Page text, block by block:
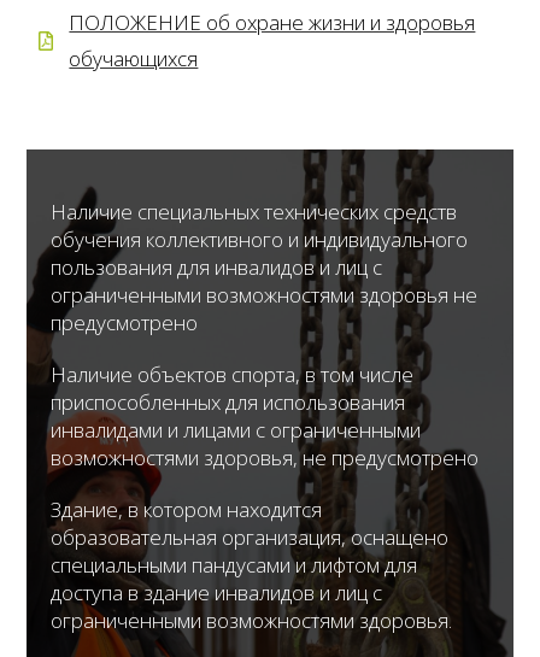
ПОЛОЖЕНИЕ об охране жизни и здоровья
обучающихся
Наличие специальных технических средств
обучения коллективного и индивидуального
пользования для инвалидов и лиц с
ограниченными возможностями здоровья не
предусмотрено
Наличие объектов спорта, в том числе
приспособленных для использования
инвалидами и лицами с ограниченными
возможностями здоровья, не предусмотрено
Здание, в котором находится
образовательная организация, оснащено
специальными пандусами и лифтом для
доступа в здание инвалидов и лиц с
ограниченными возможностями здоровья.